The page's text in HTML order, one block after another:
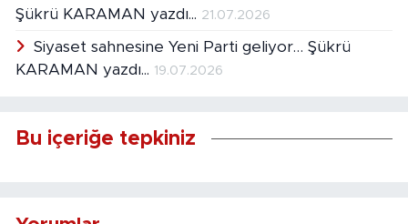
Şükrü KARAMAN yazdı... 21.07.2026
Siyaset sahnesine Yeni Parti geliyor… Şükrü
KARAMAN yazdı... 19.07.2026
Bu içeriğe tepkiniz